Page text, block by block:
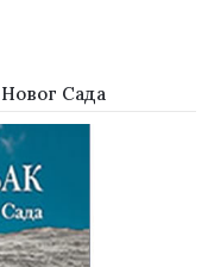
Сада